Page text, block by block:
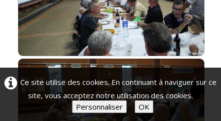
Ce site utilise des cookies. En continuant à naviguer sur ce
site, vous acceptez notre utilisation des cookies.
Personnaliser
OK